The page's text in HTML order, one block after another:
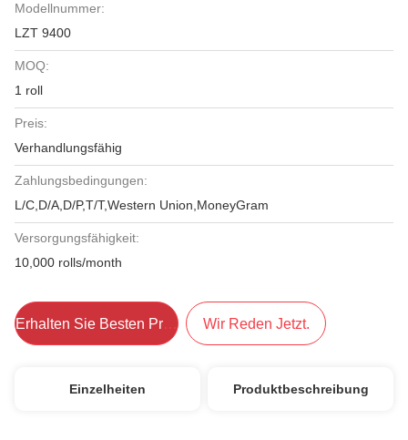
Modellnummer:
LZT 9400
MOQ:
1 roll
Preis:
Verhandlungsfähig
Zahlungsbedingungen:
L/C,D/A,D/P,T/T,Western Union,MoneyGram
Versorgungsfähigkeit:
10,000 rolls/month
Erhalten Sie Besten Preis Wir Reden Jetzt.
Einzelheiten Produktbeschreibung